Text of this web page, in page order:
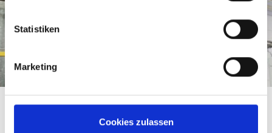
Statistiken
Marketing
Cookies zulassen
全自动托盘拆包的趋势